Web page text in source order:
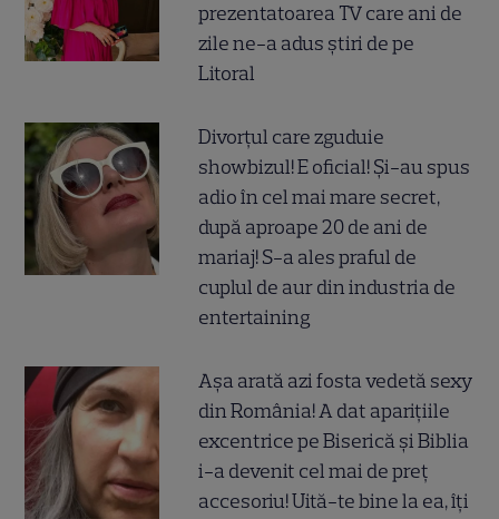
prezentatoarea TV care ani de
zile ne-a adus știri de pe
Litoral
Divorțul care zguduie
showbizul! E oficial! Și-au spus
adio în cel mai mare secret,
după aproape 20 de ani de
mariaj! S-a ales praful de
cuplul de aur din industria de
entertaining
Așa arată azi fosta vedetă sexy
din România! A dat aparițiile
excentrice pe Biserică și Biblia
i-a devenit cel mai de preț
accesoriu! Uită-te bine la ea, îți